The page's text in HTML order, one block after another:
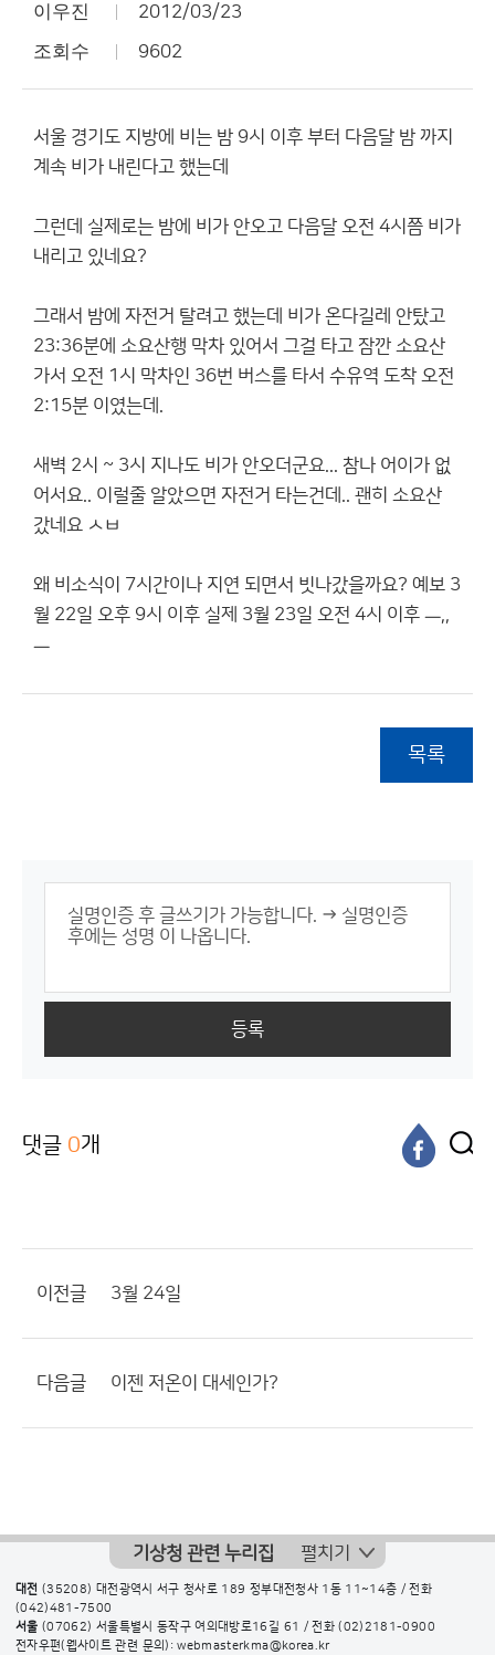
이우진 2012/03/23
조회수 9602
서울 경기도 지방에 비는 밤 9시 이후 부터 다음달 밤 까지
계속 비가 내린다고 했는데
그런데 실제로는 밤에 비가 안오고 다음달 오전 4시쯤 비가
내리고 있네요?
그래서 밤에 자전거 탈려고 했는데 비가 온다길레 안탔고
23:36분에 소요산행 막차 있어서 그걸 타고 잠깐 소요산
가서 오전 1시 막차인 36번 버스를 타서 수유역 도착 오전
2:15분 이였는데.
새벽 2시 ~ 3시 지나도 비가 안오더군요... 참나 어이가 없
어서요.. 이럴줄 알았으면 자전거 타는건데.. 괜히 소요산
갔네요 ㅅㅂ
왜 비소식이 7시간이나 지연 되면서 빗나갔을까요? 예보 3
월 22일 오후 9시 이후 실제 3월 23일 오전 4시 이후 ㅡ,,
ㅡ
목록
등록
댓글 0개
이전글 3월 24일
다음글 이젠 저온이 대세인가?
기상청 관련 누리집 펼치기
대전 (35208) 대전광역시 서구 청사로 189 정부대전청사 1동 11~14층 / 전화
(042)481-7500
서울 (07062) 서울특별시 동작구 여의대방로16길 61 / 전화(02)2181-0900
전자우편(웹사이트 관련 문의): webmasterkma@korea.kr